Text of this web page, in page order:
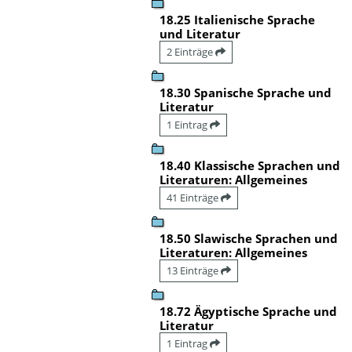
18.25 Italienische Sprache
und Literatur
2 Einträge
18.30 Spanische Sprache und
Literatur
1 Eintrag
18.40 Klassische Sprachen und
Literaturen: Allgemeines
41 Einträge
18.50 Slawische Sprachen und
Literaturen: Allgemeines
13 Einträge
18.72 Ägyptische Sprache und
Literatur
1 Eintrag